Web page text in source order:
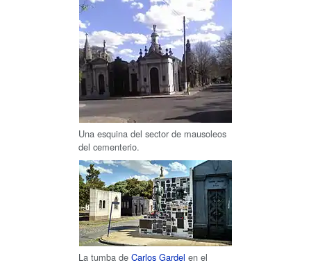
Una esquina del sector de mausoleos
del cementerio.
La tumba de Carlos Gardel en el